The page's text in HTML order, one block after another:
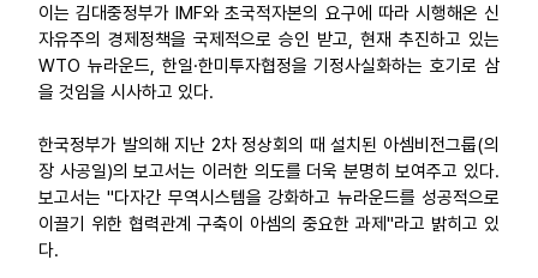
이는 김대중정부가 IMF와 초국적자본의 요구에 따라 시행해온 신
자유주의 경제정책을 국제적으로 승인 받고, 현재 추진하고 있는
WTO 뉴라운드, 한일·한미투자협정을 기정사실화하는 호기로 삼
을 것임을 시사하고 있다.
한국정부가 발의해 지난 2차 정상회의 때 설치된 아셈비전그룹(의
장 사공일)의 보고서는 이러한 의도를 더욱 분명히 보여주고 있다.
보고서는 "다자간 무역시스템을 강화하고 뉴라운드를 성공적으로
이끌기 위한 협력관계 구축이 아셈의 중요한 과제"라고 밝히고 있
다.